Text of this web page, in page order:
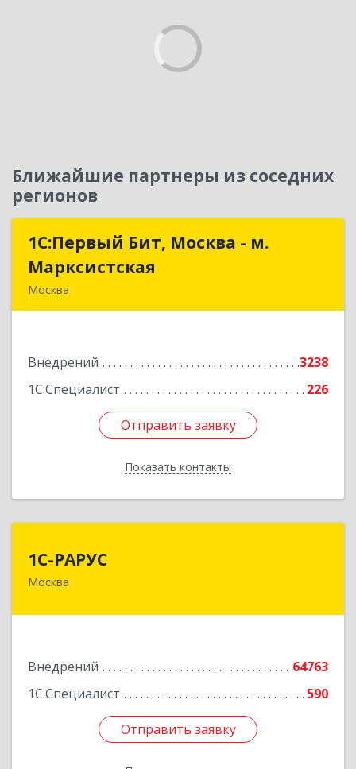
Ближайшие партнеры из соседних
регионов
1С:Первый Бит, Москва - м.
Марксистская
Москва
Внедрений
3238
1С:Специалист
226
Отправить заявку
Показать контакты
1С:Первый Бит, Москва - м.
Подробнее
Отправить заявку
Назад
1С-РАРУС
Москва
Внедрений
64763
1С:Специалист
590
Отправить заявку
127434, Москва г, Дмитровское ш, дом № 9Б
Отправить заявку